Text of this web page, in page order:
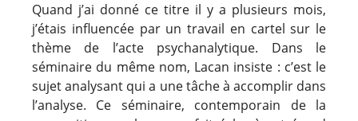
Quand j’ai donné ce titre il y a plusieurs mois,
j’étais influencée par un travail en cartel sur le
thème de l’acte psychanalytique. Dans le
séminaire du même nom, Lacan insiste : c’est le
sujet analysant qui a une tâche à accomplir dans
l’analyse. Ce séminaire, contemporain de la